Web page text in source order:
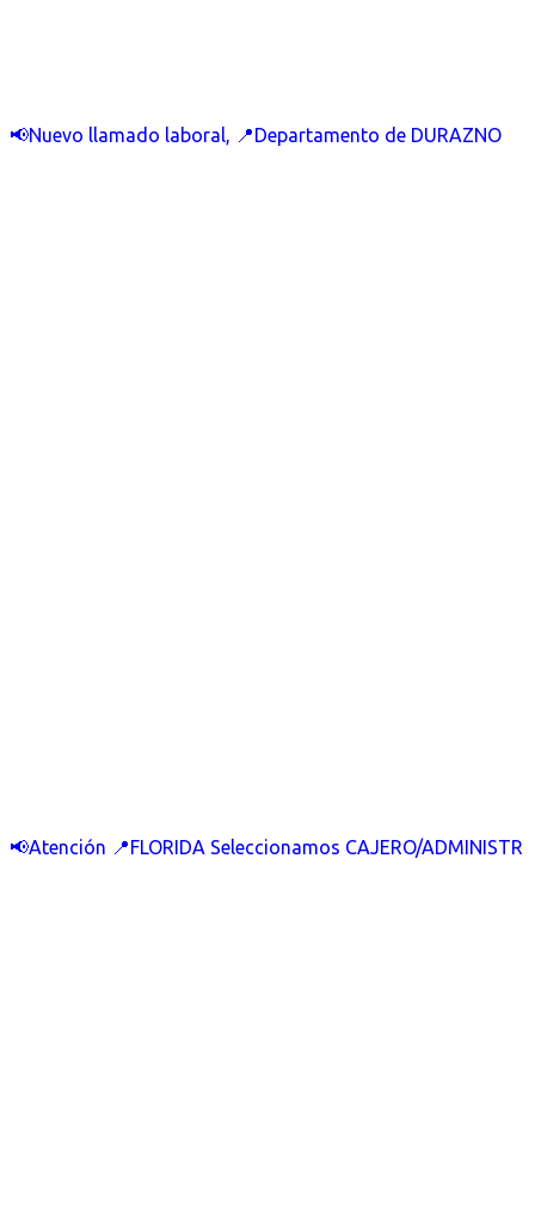
📢Nuevo llamado laboral, 📍Departamento de DURAZNO
📢Atención 📍FLORIDA Seleccionamos CAJERO/ADMINISTR